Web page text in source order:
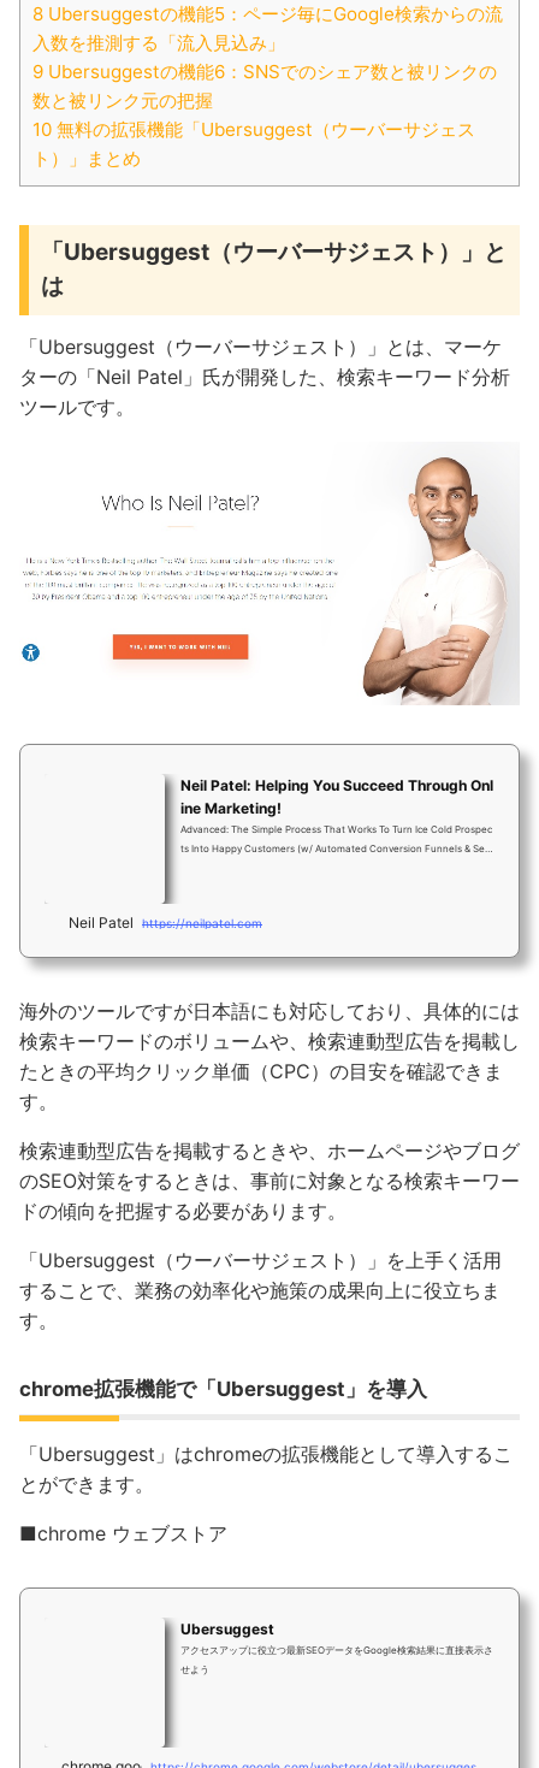
8 Ubersuggestの機能5：ページ毎にGoogle検索からの流
入数を推測する「流入見込み」
9 Ubersuggestの機能6：SNSでのシェア数と被リンクの
数と被リンク元の把握
10 無料の拡張機能「Ubersuggest（ウーバーサジェス
ト）」まとめ
「Ubersuggest（ウーバーサジェスト）」と
は
「Ubersuggest（ウーバーサジェスト）」とは、マーケ
ターの「Neil Patel」氏が開発した、検索キーワード分析
ツールです。
Neil Patel: Helping You Succeed Through Onl
ine Marketing!
Advanced: The Simple Process That Works To Turn Ice Cold Prospec
ts Into Happy Customers (w/ Automated Conversion Funnels & Seq
Neil Patel https://neilpatel.com
海外のツールですが日本語にも対応しており、具体的には
検索キーワードのボリュームや、検索連動型広告を掲載し
たときの平均クリック単価（CPC）の目安を確認できま
す。
検索連動型広告を掲載するときや、ホームページやブログ
のSEO対策をするときは、事前に対象となる検索キーワー
ドの傾向を把握する必要があります。
「Ubersuggest（ウーバーサジェスト）」を上手く活用
することで、業務の効率化や施策の成果向上に役立ちま
す。
chrome拡張機能で「Ubersuggest」を導入
「Ubersuggest」はchromeの拡張機能として導入するこ
とができます。
■chrome ウェブストア
Ubersuggest
アクセスアップに役立つ最新SEOデータをGoogle検索結果に直接表示さ
せよう